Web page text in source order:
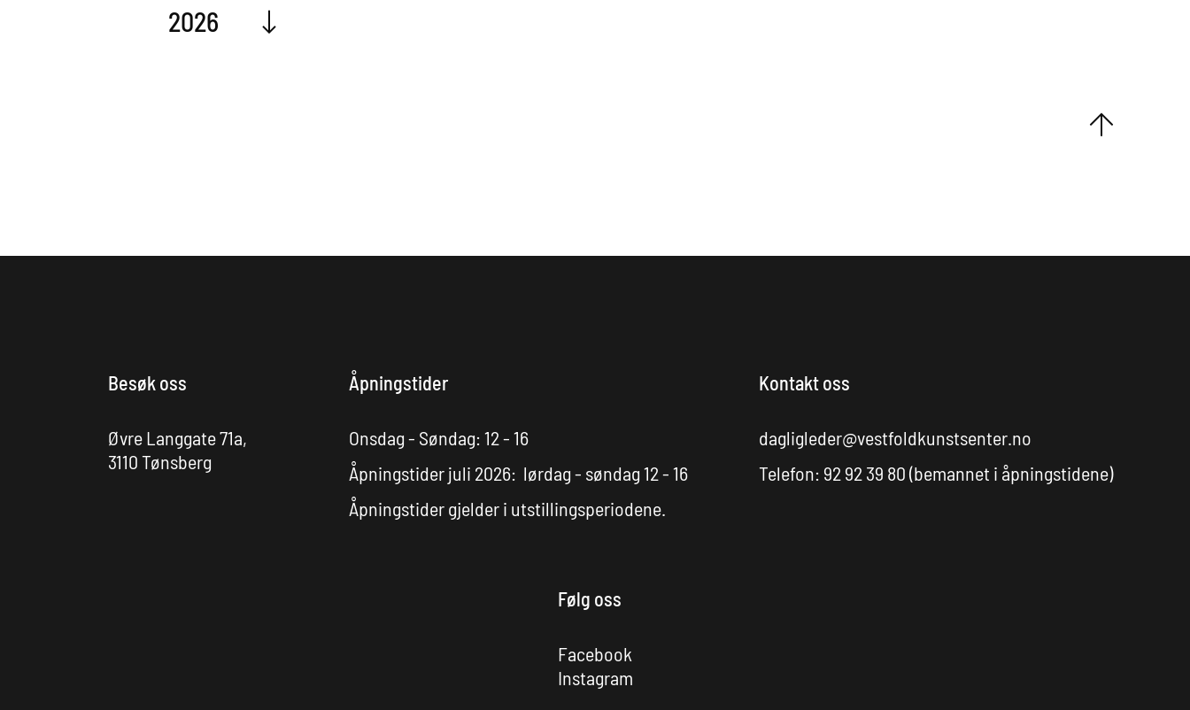
2026
Besøk oss
Øvre Langgate 71a,
3110 Tønsberg
Åpningstider
Onsdag - Søndag: 12 - 16
Åpningstider juli 2026: lørdag - søndag 12 - 16
Åpningstider gjelder i utstillingsperiodene.
Kontakt oss
dagligleder@vestfoldkunstsenter.no
Telefon: 92 92 39 80 (bemannet i åpningstidene)
Følg oss
Facebook
Instagram